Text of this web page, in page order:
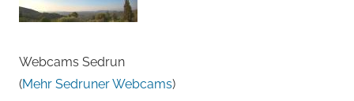
Webcams Sedrun
(Mehr Sedruner Webcams)